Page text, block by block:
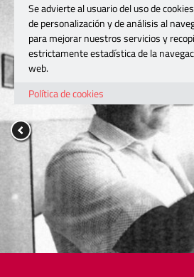
Se advierte al usuario del uso de
de personalización y de análisis al
para mejorar nuestros servicios y
estrictamente estadística de la
web.
Política de cookies